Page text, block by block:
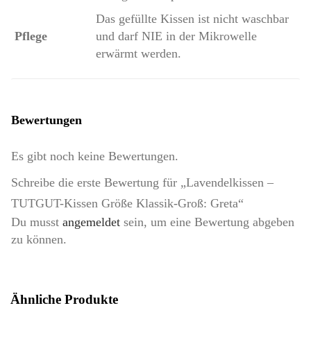
Pflege
Das gefüllte Kissen ist nicht waschbar
und darf NIE in der Mikrowelle
erwärmt werden.
Bewertungen
Es gibt noch keine Bewertungen.
Schreibe die erste Bewertung für „Lavendelkissen –
TUTGUT-Kissen Größe Klassik-Groß: Greta“
Du musst angemeldet sein, um eine Bewertung abgeben
zu können.
Ähnliche Produkte